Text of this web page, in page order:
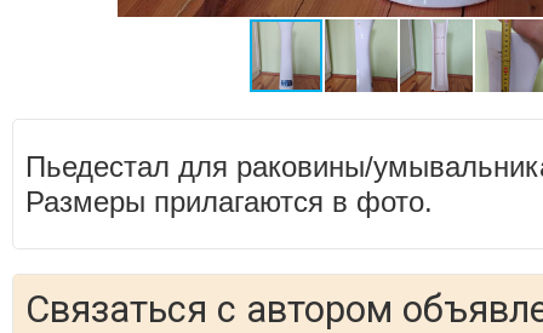
Пьедестал для раковины/
Размеры прилагаются в фото.
Связаться с автором